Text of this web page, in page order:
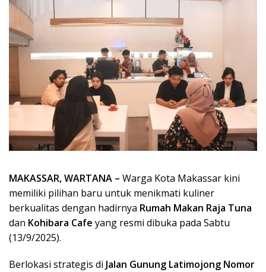
MAKASSAR, WARTANA – Warga Kota Makassar kini
memiliki pilihan baru untuk menikmati kuliner
berkualitas dengan hadirnya Rumah Makan Raja Tuna
dan Kohibara Cafe yang resmi dibuka pada Sabtu
(13/9/2025).
Berlokasi strategis di Jalan Gunung Latimojong Nomor